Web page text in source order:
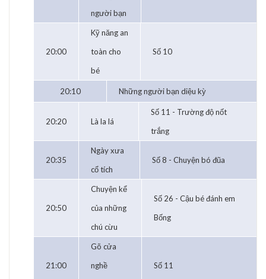
người bạn
20:00
Kỹ năng an
toàn cho
bé
Số 10
20:10 Những người bạn diệu kỳ
20:20 Là la lá
Số 11 - Trường độ nốt
trắng
20:35
Ngày xưa
cổ tích
Số 8 - Chuyện bó đũa
20:50
Chuyện kể
của những
chú cừu
Số 26 - Cậu bé đánh em
Bống
21:00
Gõ cửa
nghề
Số 11